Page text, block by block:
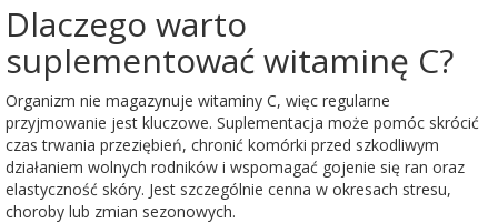
Dlaczego warto
suplementować witaminę C?
Organizm nie magazynuje witaminy C, więc regularne
przyjmowanie jest kluczowe. Suplementacja może pomóc skrócić
czas trwania przeziębień, chronić komórki przed szkodliwym
działaniem wolnych rodników i wspomagać gojenie się ran oraz
elastyczność skóry. Jest szczególnie cenna w okresach stresu,
choroby lub zmian sezonowych.